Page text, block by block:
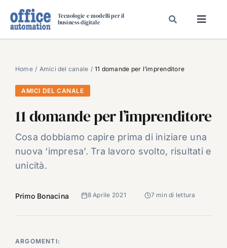
Tecnologie e modelli per il
business digitale
SPECIAL PAPER
TAVOLE ROTONDE DI REDAZIONE
CARRIERE
VIDEO
EVENTI
Home Amici del canale 11 domande per l’imprenditore
AMICI DEL CANALE
11 domande per l’imprenditore
Cosa dobbiamo capire prima di iniziare una
nuova ‘impresa’. Tra lavoro svolto, risultati e
unicità.
Primo Bonacina 8 Aprile 2021 7 min di lettura
ARGOMENTI: